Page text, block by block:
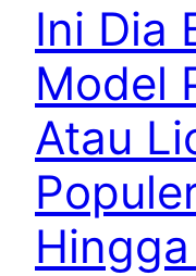
Ini Dia
Model
Atau